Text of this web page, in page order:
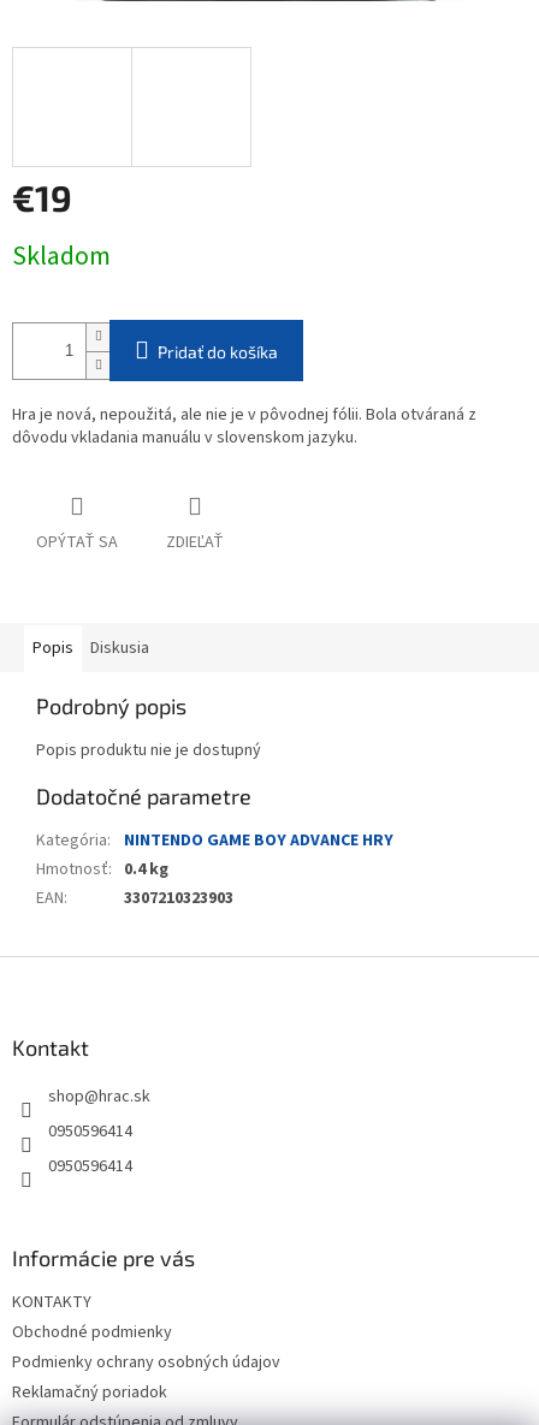
€19
cena:
Skladom
Pridať do košíka
Hra je nová, nepoužitá, ale nie je v pôvodnej fólii. Bola otváraná z
dôvodu vkladania manuálu v slovenskom jazyku.
OPÝTAŤ SA ZDIEĽAŤ
Popis Diskusia
Podrobný popis
Popis produktu nie je dostupný
Dodatočné parametre
Kategória:
NINTENDO GAME BOY ADVANCE HRY
Hmotnosť: 0.4 kg
EAN: 3307210323903
Kontakt
shop@hrac.sk
0950596414
0950596414
Informácie pre vás
KONTAKTY
Obchodné podmienky
Podmienky ochrany osobných údajov
Reklamačný poriadok